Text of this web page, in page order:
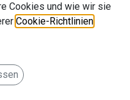
3 Ohm
Cookies und wie wir sie
Cookie-Richtlinien